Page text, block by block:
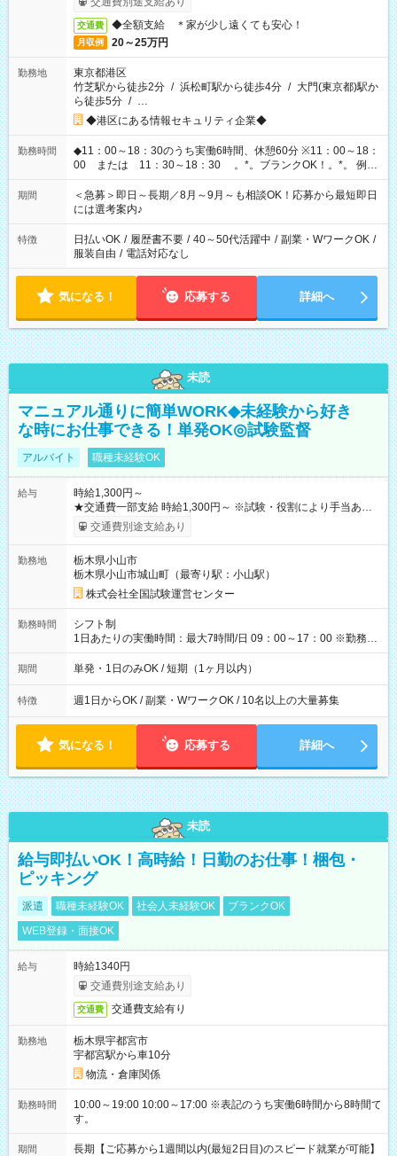
交通費 ◆全額支給 ＊家が少し遠くても安心！
月収例 20～25万円
勤務地
東京都港区
竹芝駅から徒歩2分 / 浜松町駅から徒歩4分 / 大門(東京都)駅か
ら徒歩5分 / …
◆港区にある情報セキュリティ企業◆
勤務時間
◆11：00～18：30のうち実働6時間、休憩60分 ※11：00～18：
00 または 11：30～18：30 。*。ブランクOK！。*。 例え
ば前職が、 在宅/財団法人/事務/コールセンター/受付/販売/カフェ
スタッフ スイーツ販売/ホテルフロント/化粧品販売/など 様々な
業界から入社して活躍されています♪
期間
＜急募＞即日～長期／8月～9月～も相談OK！応募から最短即日
には選考案内♪
特徴 日払いOK / 履歴書不要 / 40～50代活躍中 / 副業・WワークOK /
服装自由 / 電話対応なし
気になる！ 応募する 詳細へ
未読
マニュアル通りに簡単WORK◆未経験から好き
な時にお仕事できる！単発OK◎試験監督
アルバイト 職種未経験OK
給与
時給1,300円～
★交通費一部支給 時給1,300円～ ※試験・役割により手当あり
※勤務回数により昇給あり 【即給（前払い）オプションあ
り！】 希望される場合、勤務から1週間ほどで給与の一部を受け
例】 ・河合塾模擬試験 8:30～17:30（休憩1時間） 時給1,300円
×8時間＝日収10,400円＋交通費 ※当日の役割により時給＋100
円の場合あり ・国家試験 7:00～13:30（休憩なし） 時給1,300
円（役割手当＋100円）×6時間＝日収8,400円＋交通費 【試用期
間】試用期間なし
交通費別途支給あり
勤務地
栃木県小山市
栃木県小山市城山町（最寄り駅：小山駅）
株式会社全国試験運営センター
勤務時間
シフト制
1日あたりの実働時間：最大7時間/日 09：00～17：00 ※勤務時
間は 試験により異なります。
期間 単発・1日のみOK / 短期（1ヶ月以内）
特徴 週1日からOK / 副業・WワークOK / 10名以上の大量募集
気になる！ 応募する 詳細へ
未読
給与即払いOK！高時給！日勤のお仕事！梱包・
ピッキング
派遣 職種未経験OK 社会人未経験OK
ブランクOK
WEB登録・面接OK
給与
時給1340円
交通費別途支給あり
交通費 交通費支給有り
勤務地
栃木県宇都宮市
宇都宮駅から車10分
物流・倉庫関係
勤務時間
10:00～19:00 10:00～17:00 ※表記のうち実働6時間から8時間で
す。
期間
長期【ご応募から1週間以内(最短2日目)のスピード就業が可能】